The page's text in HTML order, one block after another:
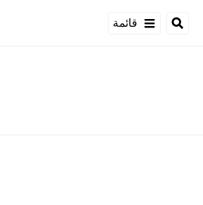
قائمة